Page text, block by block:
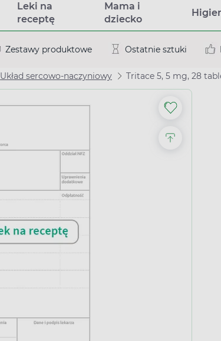
Leki na
receptę
Mama i
dziecko
Zestawy produktowe Ostatnie sztuki
Układ sercowo-naczyniowy Tritace 5, 5 mg, 28